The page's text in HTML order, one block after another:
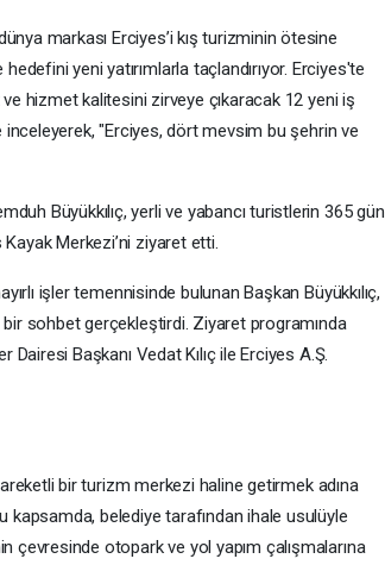
markası Erciyes’i kış turizminin ötesine
yeni yatırımlarla taçlandırıyor. Erciyes'te
hizmet kalitesini zirveye çıkaracak 12 yeni iş
inceleyerek, "Erciyes, dört mevsim bu şehrin ve
Büyükkılıç, yerli ve yabancı turistlerin 365 gün
Merkezi’ni ziyaret etti.
işler temennisinde bulunan Başkan Büyükkılıç,
sohbet gerçekleştirdi. Ziyaret programında
Başkanı Vedat Kılıç ile Erciyes A.Ş.
bir turizm merkezi haline getirmek adına
kapsamda, belediye tarafından ihale usulüyle
çevresinde otopark ve yol yapım çalışmalarına